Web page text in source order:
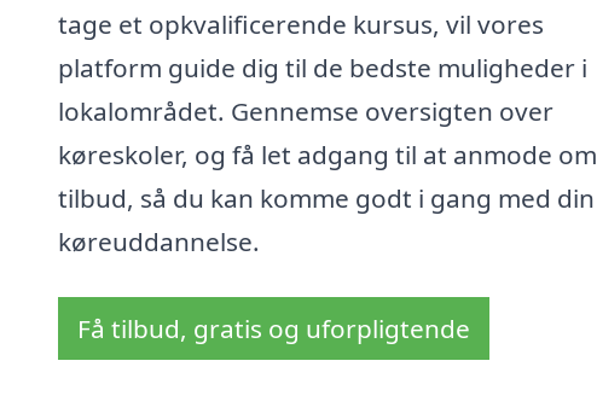
tage et opkvalificerende kursus, vil vores
platform guide dig til de bedste muligheder i
lokalområdet. Gennemse oversigten over
køreskoler, og få let adgang til at anmode om
tilbud, så du kan komme godt i gang med din
køreuddannelse.
Få tilbud, gratis og uforpligtende